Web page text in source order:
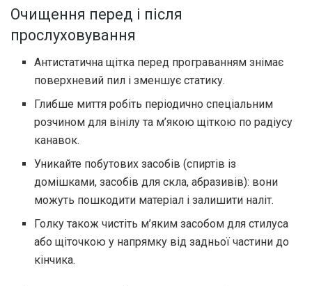
Очищення перед і після
прослуховування
Антистатична щітка перед програванням знімає
поверхневий пил і зменшує статику.
Глибше миття робіть періодично спеціальним
розчином для вінілу та м’якою щіткою по радіусу
канавок.
Уникайте побутових засобів (спиртів із
домішками, засобів для скла, абразивів): вони
можуть пошкодити матеріал і залишити наліт.
Голку також чистіть м’яким засобом для стилуса
або щіточкою у напрямку від задньої частини до
кінчика.